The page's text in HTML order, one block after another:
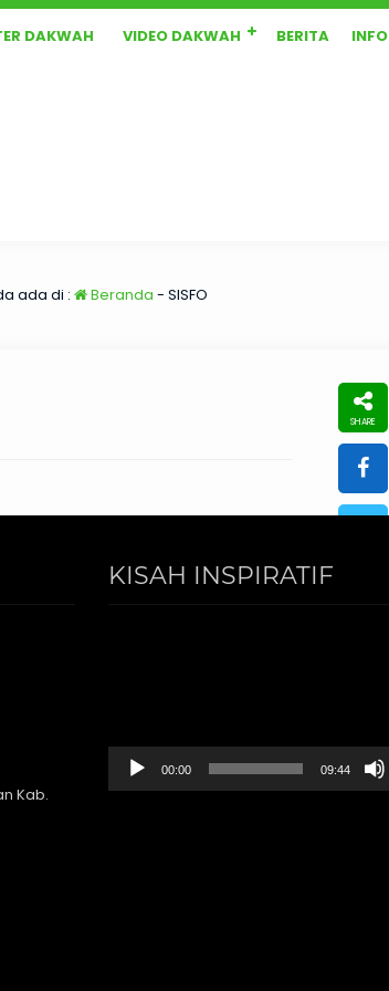
DAKWAH VIDEO DAKWAH BERITA INFO
ada di : Beranda - SISFO
Kab.
KISAH INSPIRATIF
00:00 09:44